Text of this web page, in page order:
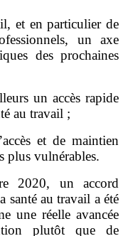
et en particulier de
un axe
des prochaines
un accès rapide
au travail ;
et de maintien
plus vulnérables.
2020, un accord
santé au travail a été
une réelle avancée
plutôt que de